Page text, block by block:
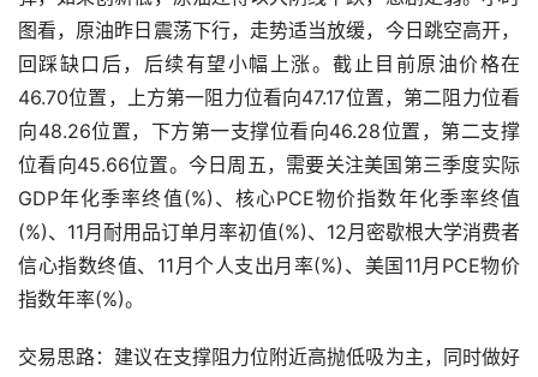
图看，原油昨日震荡下行，走势适当放缓，今日跳空高开，
回踩缺口后，后续有望小幅上涨。截止目前原油价格在
46.70位置，上方第一阻力位看向47.17位置，第二阻力位看
向48.26位置，下方第一支撑位看向46.28位置，第二支撑
位看向45.66位置。今日周五，需要关注美国第三季度实际
GDP年化季率终值(%)、核心PCE物价指数年化季率终值
(%)、11月耐用品订单月率初值(%)、12月密歇根大学消费者
信心指数终值、11月个人支出月率(%)、美国11月PCE物价
指数年率(%)。
交易思路：建议在支撑阻力位附近高抛低吸为主，同时做好